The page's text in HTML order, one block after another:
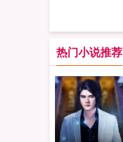
热门小说推荐